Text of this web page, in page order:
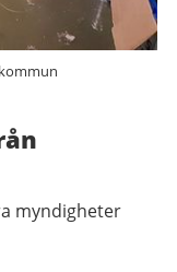
myndigheter